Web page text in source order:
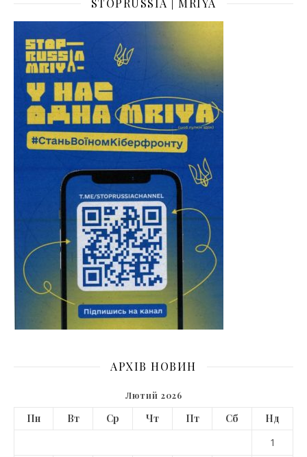
STOPRUSSIA | MRIYA
АРХІВ НОВИН
Лютий 2026
Пн Вт Ср Чт Пт Сб
Нд
1